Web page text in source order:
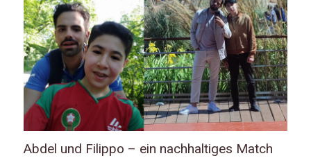
Abdel und Filippo – ein nachhaltiges Match